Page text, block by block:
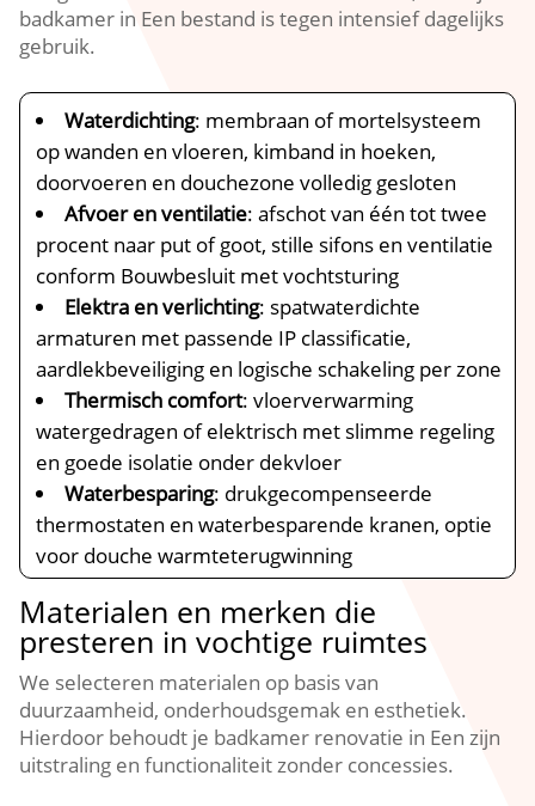
badkamer in Een bestand is tegen intensief dagelijks
gebruik.
Waterdichting: membraan of mortelsysteem
op wanden en vloeren, kimband in hoeken,
doorvoeren en douchezone volledig gesloten
Afvoer en ventilatie: afschot van één tot twee
procent naar put of goot, stille sifons en ventilatie
conform Bouwbesluit met vochtsturing
Elektra en verlichting: spatwaterdichte
armaturen met passende IP classificatie,
aardlekbeveiliging en logische schakeling per zone
Thermisch comfort: vloerverwarming
watergedragen of elektrisch met slimme regeling
en goede isolatie onder dekvloer
Waterbesparing: drukgecompenseerde
thermostaten en waterbesparende kranen, optie
voor douche warmteterugwinning
Materialen en merken die
presteren in vochtige ruimtes
We selecteren materialen op basis van
duurzaamheid, onderhoudsgemak en esthetiek.
Hierdoor behoudt je badkamer renovatie in Een zijn
uitstraling en functionaliteit zonder concessies.